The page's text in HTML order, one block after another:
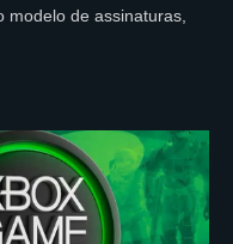
de assinaturas,